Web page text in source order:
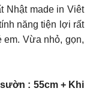
Nhật made in Viêt
năng tiện lợi rất
em. Vừa nhỏ, gọn,
: 55cm + Khi